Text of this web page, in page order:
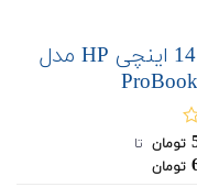
لپ تاپ 14 اینچی HP مدل
تومان ‌ تا ‌
تومان